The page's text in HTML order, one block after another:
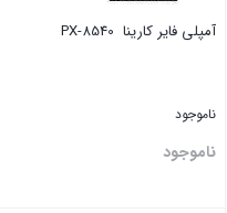
آمپلی فایر ‏کارینا ‏ PX-8540
ناموجود
ناموجود